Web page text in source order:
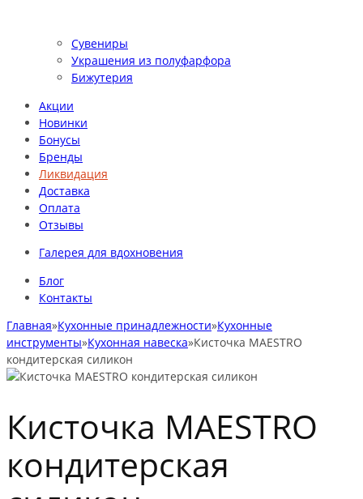
Сувениры
Украшения из полуфарфора
Бижутерия
Акции
Новинки
Бонусы
Бренды
Ликвидация
Доставка
Оплата
Отзывы
Галерея для вдохновения
Блог
Контакты
Главная»Кухонные принадлежности»Кухонные
инструменты»Кухонная навеска»Кисточка MAESTRO
кондитерская силикон
Кисточка MAESTRO
кондитерская